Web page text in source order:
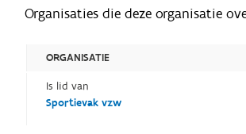
Organisaties die deze organisatie
ORGANISATIE
Is lid van
Sportievak vzw